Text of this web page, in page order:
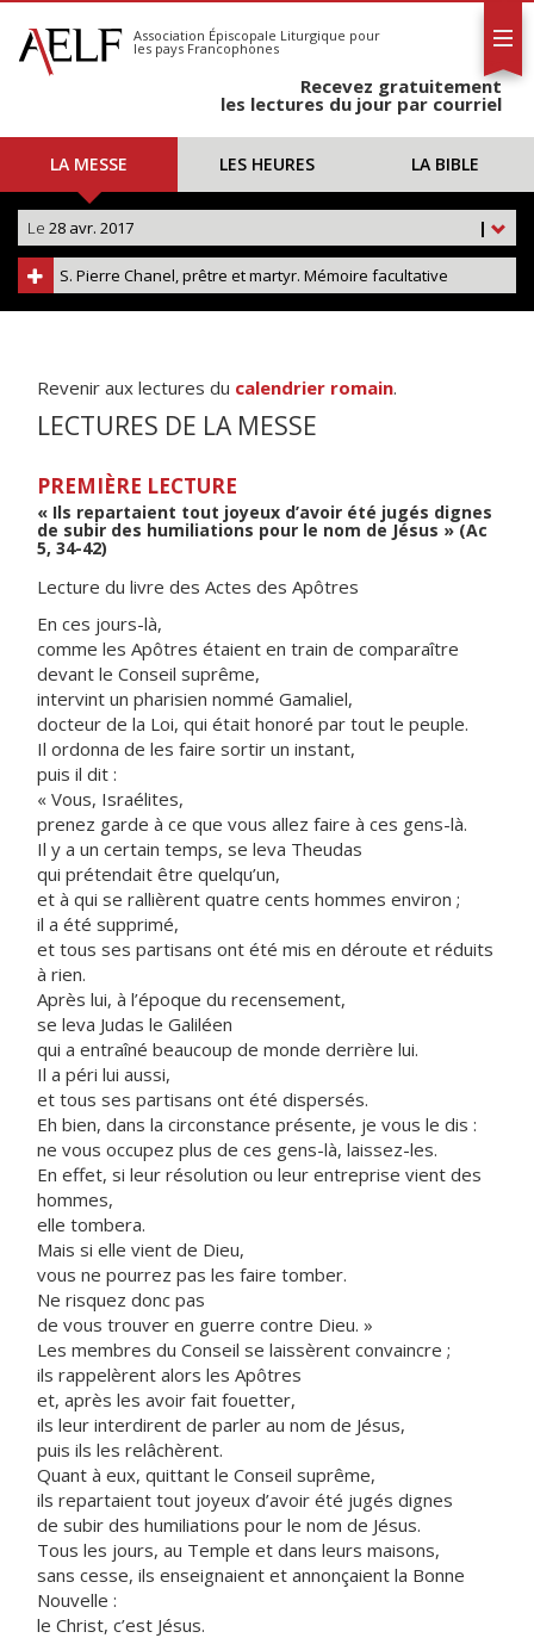
S'abonner
Calendrier
Association Épiscopale Liturgique pour
les pays Francophones
Recevez gratuitement
les lectures du jour par courriel
LA MESSE LES HEURES LA BIBLE
|
Le 28 avr. 2017
S. Pierre Chanel, prêtre et martyr. Mémoire facultative
Revenir aux lectures du calendrier romain.
LECTURES DE LA MESSE
PREMIÈRE LECTURE
« Ils repartaient tout joyeux d’avoir été jugés dignes
de subir des humiliations pour le nom de Jésus » (Ac
5, 34-42)
Lecture du livre des Actes des Apôtres
En ces jours-là,
comme les Apôtres étaient en train de comparaître
devant le Conseil suprême,
intervint un pharisien nommé Gamaliel,
docteur de la Loi, qui était honoré par tout le peuple.
Il ordonna de les faire sortir un instant,
puis il dit :
« Vous, Israélites,
prenez garde à ce que vous allez faire à ces gens-là.
Il y a un certain temps, se leva Theudas
qui prétendait être quelqu’un,
et à qui se rallièrent quatre cents hommes environ ;
il a été supprimé,
et tous ses partisans ont été mis en déroute et réduits
à rien.
Après lui, à l’époque du recensement,
se leva Judas le Galiléen
qui a entraîné beaucoup de monde derrière lui.
Il a péri lui aussi,
et tous ses partisans ont été dispersés.
Eh bien, dans la circonstance présente, je vous le dis :
ne vous occupez plus de ces gens-là, laissez-les.
En effet, si leur résolution ou leur entreprise vient des
hommes,
elle tombera.
Mais si elle vient de Dieu,
vous ne pourrez pas les faire tomber.
Ne risquez donc pas
de vous trouver en guerre contre Dieu. »
Les membres du Conseil se laissèrent convaincre ;
ils rappelèrent alors les Apôtres
et, après les avoir fait fouetter,
ils leur interdirent de parler au nom de Jésus,
puis ils les relâchèrent.
Quant à eux, quittant le Conseil suprême,
ils repartaient tout joyeux d’avoir été jugés dignes
de subir des humiliations pour le nom de Jésus.
Tous les jours, au Temple et dans leurs maisons,
sans cesse, ils enseignaient et annonçaient la Bonne
Nouvelle :
le Christ, c’est Jésus.